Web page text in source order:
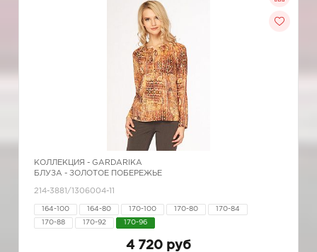
КОЛЛЕКЦИЯ - GARDARIKA
БЛУЗА - ЗОЛОТОЕ ПОБЕРЕЖЬЕ
214-3881/1306004-11
164-100 164-80 170-100 170-80 170-84
170-88 170-92 170-96
4 720 руб